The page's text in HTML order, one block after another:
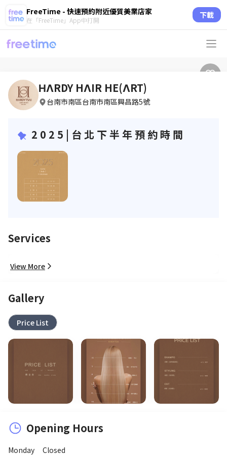
FreeTime - 快速預約附近優質美業店家
在「FreeTime」App中打開 下載
ΗΛRDY HΛIR HE(ΛRT)
台南市南區台南市南區興昌路5號
2 0 2 5 | 台 北 下 半 年 預 約 時 間
Services
View More
Gallery
Price List
Opening Hours
Monday Closed